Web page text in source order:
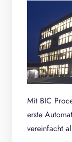
Mit BIC
erste
vereinfacht